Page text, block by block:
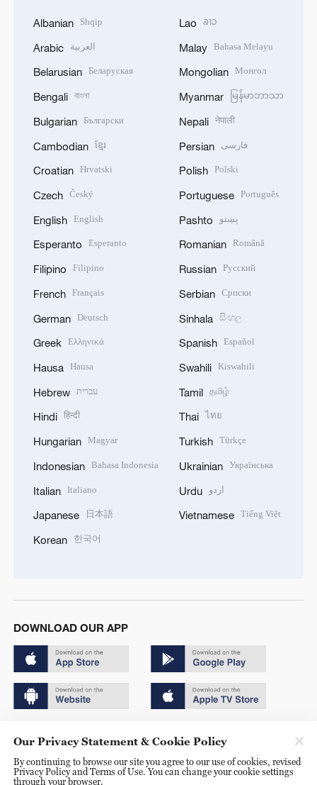
Albanian Shqip
Arabic العربية
Belarusian Беларуская
Bengali বাংলা
Bulgarian Български
Cambodian ខ្មែរ
Croatian Hrvatski
Czech Český
English English
Esperanto Esperanto
Filipino Filipino
French Français
German Deutsch
Greek Ελληνικά
Hausa Hausa
Hebrew עברית
Hindi हिन्दी
Hungarian Magyar
Indonesian Bahasa Indonesia
Italian Italiano
Japanese 日本語
Korean 한국어
Lao ລາວ
Malay Bahasa Melayu
Mongolian Монгол
Myanmar မြန်မာဘာသာ
Nepali नेपाली
Persian فارسی
Polish Polski
Portuguese Português
Pashto پښتو
Romanian Română
Russian Русский
Serbian Српски
Sinhala සිංහල
Spanish Español
Swahili Kiswahili
Tamil தமிழ்
Thai ไทย
Turkish Türkçe
Ukrainian Українська
Urdu اردو
Vietnamese Tiếng Việt
DOWNLOAD OUR APP
京ICP备20000184号
京公网安备 11010502050052号
Our Privacy Statement & Cookie Policy
By continuing to browse our site you agree to our use of cookies, revised
Privacy Policy and Terms of Use. You can change your cookie settings
through your browser.